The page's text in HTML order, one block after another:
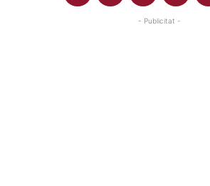
- Publicitat -